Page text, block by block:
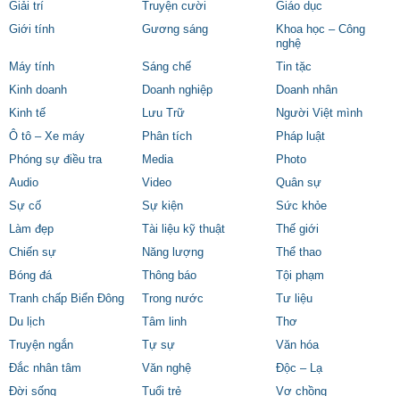
Giải trí
Truyện cười
Giáo dục
Giới tính
Gương sáng
Khoa học – Công
nghệ
Máy tính
Sáng chế
Tin tặc
Kinh doanh
Doanh nghiệp
Doanh nhân
Kinh tế
Lưu Trữ
Người Việt mình
Ô tô – Xe máy
Phân tích
Pháp luật
Phóng sự điều tra
Media
Photo
Audio
Video
Quân sự
Sự cố
Sự kiện
Sức khỏe
Làm đẹp
Tài liệu kỹ thuật
Thế giới
Chiến sự
Năng lượng
Thể thao
Bóng đá
Thông báo
Tội phạm
Tranh chấp Biển Đông
Trong nước
Tư liệu
Du lịch
Tâm linh
Thơ
Truyện ngắn
Tự sự
Văn hóa
Đắc nhân tâm
Văn nghệ
Độc – Lạ
Đời sống
Tuổi trẻ Vợ chồng